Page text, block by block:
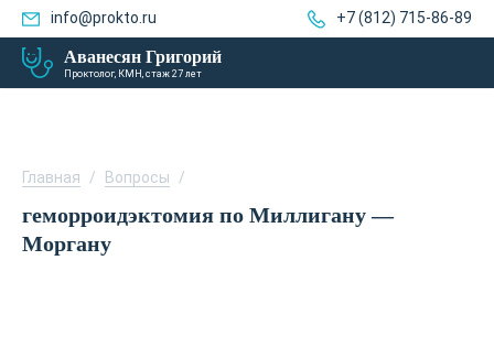
info@prokto.ru +7 (812) 715-86-89
Аванесян Григорий
Проктолог, КМН, стаж 27 лет
Главная / Вопросы /
геморроидэктомия по Миллигану —
Моргану